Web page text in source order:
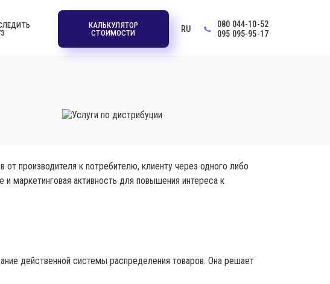
КАЛЬКУЛЯТОР
СТОИМОСТИ
RU
080 044-10-52
095 095-95-17
производителя к потребителю, клиенту через одного либо
маркетинговая активность для повышения интереса к
действенной системы распределения товаров. Она решает